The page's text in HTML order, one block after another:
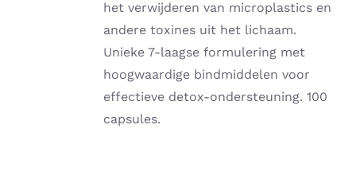
het verwijderen van microplastics en
andere toxines uit het lichaam.
Unieke 7-laagse formulering met
hoogwaardige bindmiddelen voor
effectieve detox-ondersteuning. 100
capsules.